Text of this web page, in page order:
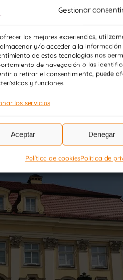
Gestionar
las mejores experiencias,
y/o acceder a la información
de estas tecnologías nos
de navegación o las
o retirar el consentimiento, puede
y funciones.
los servicios
Aceptar Denegar
Política de cookiesPolítica de